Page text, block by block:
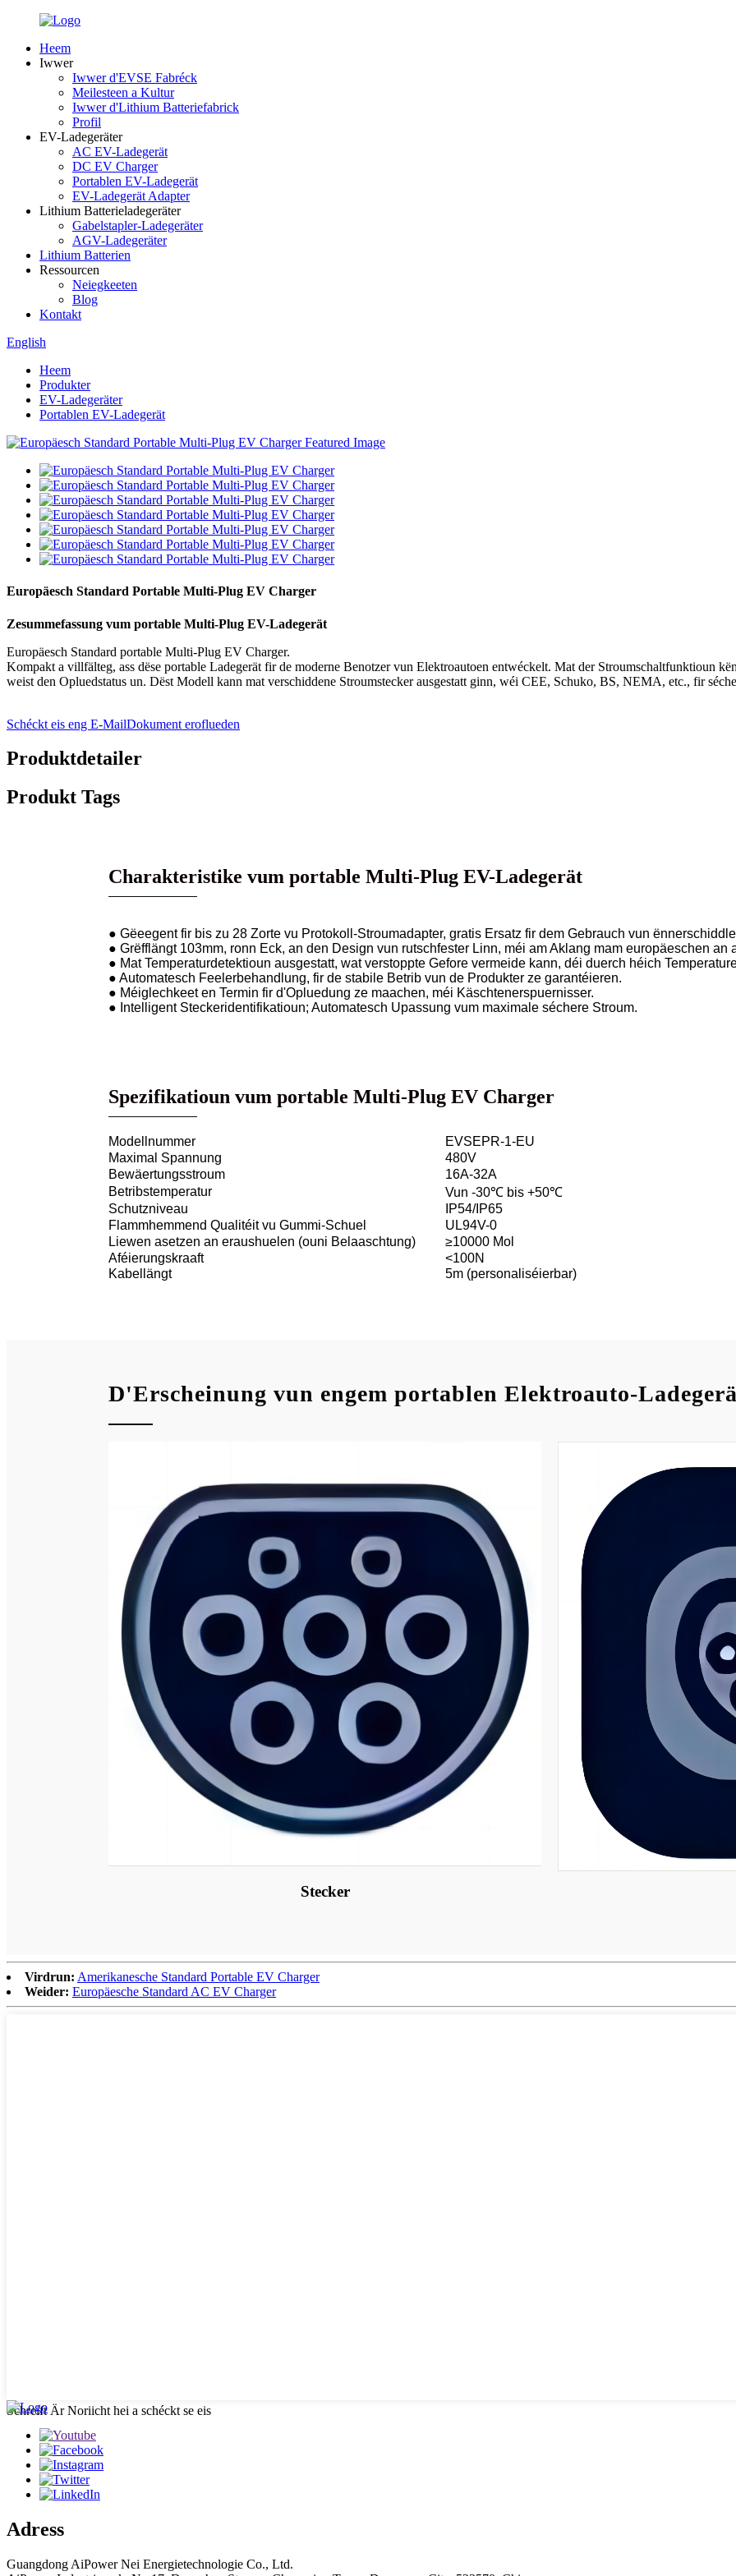
Heem
Iwwer
Iwwer d'EVSE Fabréck
Meilesteen a Kultur
Iwwer d'Lithium Batteriefabrick
Profil
EV-Ladegeräter
AC EV-Ladegerät
DC EV Charger
Portablen EV-Ladegerät
EV-Ladegerät Adapter
Lithium Batterieladegeräter
Gabelstapler-Ladegeräter
AGV-Ladegeräter
Lithium Batterien
Ressourcen
Neiegkeeten
Blog
Kontakt
English
Heem
Produkter
EV-Ladegeräter
Portablen EV-Ladegerät
Europäesch Standard Portable Multi-Plug EV Charger
Zesummefassung vum portable Multi-Plug EV-Ladegerät
Europäesch Standard portable Multi-Plug EV Charger.
Kompakt a villfälteg, ass dëse portable Ladegerät fir de moderne Benotzer vun Elektroautoen entwéckelt. Mat der Stroumschaltfunktioun
weist den Opluedstatus un. Dëst Modell kann mat verschiddene Stroumstecker ausgestatt ginn, wéi CEE, Schuko, BS, NEMA, etc., fir
Schéckt eis eng E-MailDokument eroflueden
Produktdetailer
Produkt Tags
Charakteristike vum portable Multi-Plug EV-Ladegerät
● Gëeegent fir bis zu 28 Zorte vu Protokoll-Stroumadapter, gratis Ersatz fir dem Gebrauch vun
● Grëfflängt 103mm, ronn Eck, an den Design vun rutschfester Linn, méi am Aklang mam europäeschen
● Mat Temperaturdetektioun ausgestatt, wat verstoppte Gefore vermeide kann, déi duerch héich
● Automatesch Feelerbehandlung, fir de stabile Betrib vun de Produkter ze garantéieren.
● Méiglechkeet en Termin fir d'Opluedung ze maachen, méi Käschtenerspuernisser.
● Intelligent Steckeridentifikatioun; Automatesch Upassung vum maximale séchere Stroum.
Spezifikatioun vum portable Multi-Plug EV Charger
Modellnummer
EVSEPR-1-EU
Maximal Spannung
480V
Bewäertungsstroum
16A-32A
Betribstemperatur
Vun -30℃ bis +50℃
Schutzniveau
IP54/IP65
Flammhemmend Qualitéit vu Gummi-Schuel
UL94V-0
Liewen asetzen an eraushuelen (ouni Belaaschtung)
≥10000 Mol
Aféierungskraaft
<100N
Kabellängt
5m (personaliséierbar)
D'Erscheinung vun engem portablen Elektroauto-
Stecker
Virdrun: Amerikanesche Standard Portable EV Charger
Weider: Europäesche Standard AC EV Charger
Schreift Är Noriicht hei a schéckt se eis
Adress
Guangdong AiPower Nei Energietechnologie Co., Ltd.